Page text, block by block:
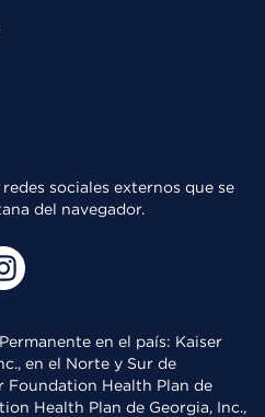
sociales externos que se
del navegador.
en el país: Kaiser
en el Norte y Sur de
Foundation Health Plan de
Health Plan de Georgia, Inc.,